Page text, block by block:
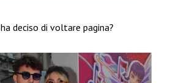
ha deciso di voltare pagina?